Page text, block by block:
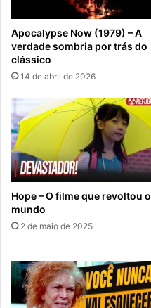
Apocalypse Now (1979) – A
verdade sombria por trás do
clássico
14 de abril de 2026
Hope – O filme que revoltou o
mundo
2 de maio de 2025